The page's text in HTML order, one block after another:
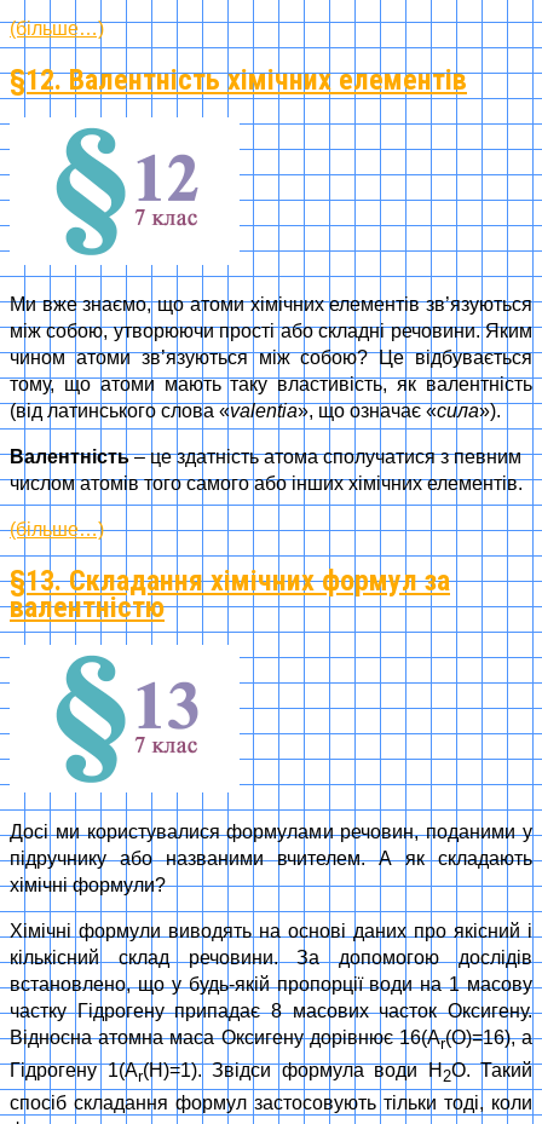
(більше…)
§12. Валентність хімічних елементів
Ми вже знаємо, що атоми хімічних елементів зв’язуються
між собою, утворюючи прості або складні речовини. Яким
чином атоми зв’язуються між собою? Це відбувається
тому, що атоми мають таку властивість, як валентність
(від латинського слова «valentia», що означає «сила»).
Валентність– це здатність атома сполучатися з певним
числом атомів того самого або інших хімічних елементів.
(більше…)
§13. Складання хімічних формул за
валентністю
Досі ми користувалися формулами речовин, поданими у
підручнику або названими вчителем. А як складають
хімічні формули?
Хімічні формули виводять на основі даних про якісний і
кількісний склад речовини. За допомогою дослідів
встановлено, що у будь-якій пропорції води на 1 масову
частку Гідрогену припадає 8 масових часток Оксигену.
Відносна атомна маса Оксигену дорівнює 16(Ar(O)=16), а
Гідрогену 1(Ar(Н)=1). Звідси формула води Н2О. Такий
спосіб складання формул застосовують тільки тоді, коли